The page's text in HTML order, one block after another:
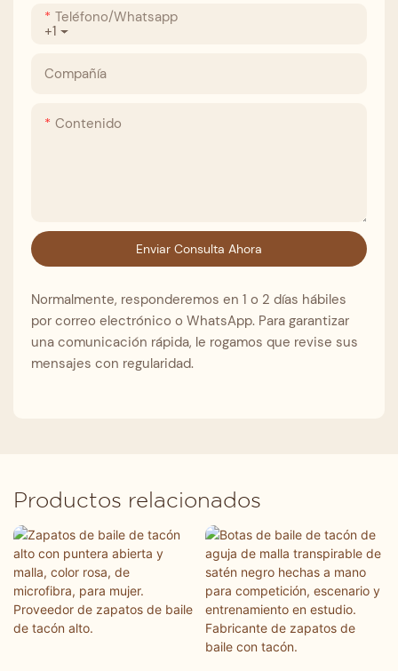
+1
Teléfono/whatsapp
Compañía
Contenido
Enviar Consulta Ahora
Normalmente, responderemos en 1 o 2 días hábiles
por correo electrónico o WhatsApp. Para garantizar
una comunicación rápida, le rogamos que revise sus
mensajes con regularidad.
Productos relacionados